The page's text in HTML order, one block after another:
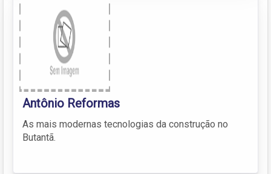
Antônio Reformas
As mais modernas tecnologias da construção no
Butantã.